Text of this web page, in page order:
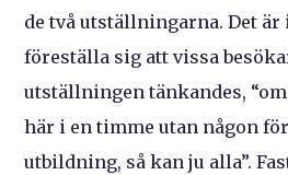
de två utställningarna. Det är
föreställa sig att vissa
utställningen tänkandes,
här i en timme utan någon
utbildning, så kan ju alla”.